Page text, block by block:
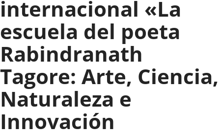
internacional «La
escuela del poeta
Rabindranath
Tagore: Arte, Ciencia,
Naturaleza e
Innovación